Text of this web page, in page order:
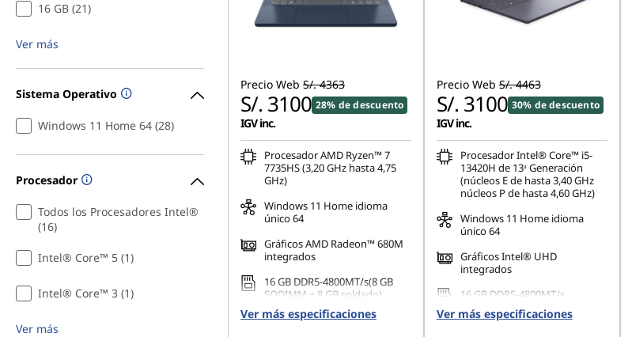
16 GB (21)
Ver más
Sistema Operativo
Windows 11 Home 64 (28)
Procesador
Todos los Procesadores Intel®
(16)
Intel® Core™ 5 (1)
Intel® Core™ 3 (1)
Ver más
Precio Web S/. 4363
S/. 3100 28% de descuento
IGV inc.
Procesador AMD Ryzen™ 7
7735HS (3,20 GHz hasta 4,75
GHz)
Windows 11 Home idioma
único 64
Gráficos AMD Radeon™ 680M
integrados
16 GB DDR5-4800MT/s(8 GB
SODIMM + 8 GB soldado)
512 GB SSD M.2 2242 PCIe
Ver más especificaciones
Precio Web S/. 4463
S/. 3100 30% de descuento
IGV inc.
Procesador Intel® Core™ i5-
13420H de 13ᵃ Generación
(núcleos E de hasta 3,40 GHz
núcleos P de hasta 4,60 GHz)
Windows 11 Home idioma
único 64
Gráficos Intel® UHD
integrados
16 GB DDR5-4800MT/s
(SODIMM)
Ver más especificaciones